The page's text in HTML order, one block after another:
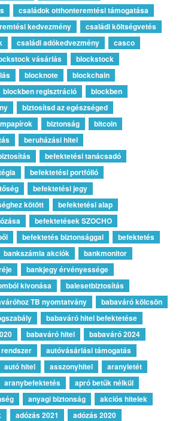
családok otthonteremtési támogatása
kedvezmény
családi költségvetés
családi adókedvezmény
casco
vásárlás
blockstock
blocknote
blockchain
blockben regisztráció
blockben
biztosítsd az egészséged
biztonság
bitcoin
beruházási hitel
befektetési tanácsadó
befektetési portfólió
befektetési jegy
kötött
befektetési alap
befektetések SZOCHO
befektetés biztonsággal
befektetés
bankszámla akciók
bankmonitor
bankjegy érvényessége
kivonása
balesetbiztosítás
TB nyomtatvány
babaváró kölcsön
babaváró hitel befektetése
babaváró hitel
babaváró 2024
autóvásárlási támogatás
autó hitel asszonyhitel
aranyletét
aranybefektetés
apró betűk nélkül
anyagi biztonság
akciós hitelek
adózás 2021
adózás 2020